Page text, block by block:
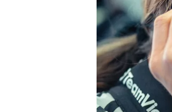
WORLD SUPERBIKE